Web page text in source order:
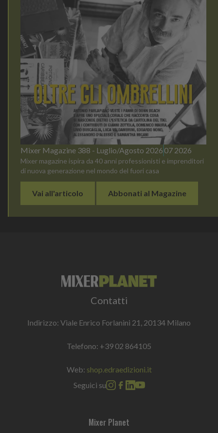
Mixer Magazine 388 - Luglio/Agosto 2026 07 2026
Mixer magazine ispira da 40 anni professionisti e imprenditori
di nuova generazione nel mondo del fuori casa
Vai all'articolo Abbonati al Magazine
Contatti
Indirizzo: Viale Enrico Forlanini 21, 20134 Milano
Telefono: +39 02 864105
Web: shop.edraedizioni.it
Seguici su
Mixer Planet